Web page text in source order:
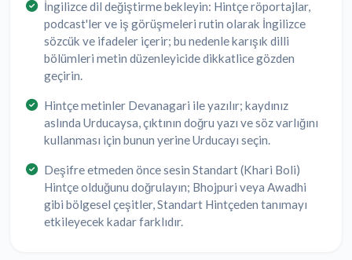
İngilizce dil değiştirme bekleyin: Hintçe röportajlar,
podcast'ler ve iş görüşmeleri rutin olarak İngilizce
sözcük ve ifadeler içerir; bu nedenle karışık dilli
bölümleri metin düzenleyicide dikkatlice gözden
geçirin.
Hintçe metinler Devanagari ile yazılır; kaydınız
aslında Urducaysa, çıktının doğru yazı ve söz varlığını
kullanması için bunun yerine Urducayı seçin.
Deşifre etmeden önce sesin Standart (Khari Boli)
Hintçe olduğunu doğrulayın; Bhojpuri veya Awadhi
gibi bölgesel çeşitler, Standart Hintçeden tanımayı
etkileyecek kadar farklıdır.